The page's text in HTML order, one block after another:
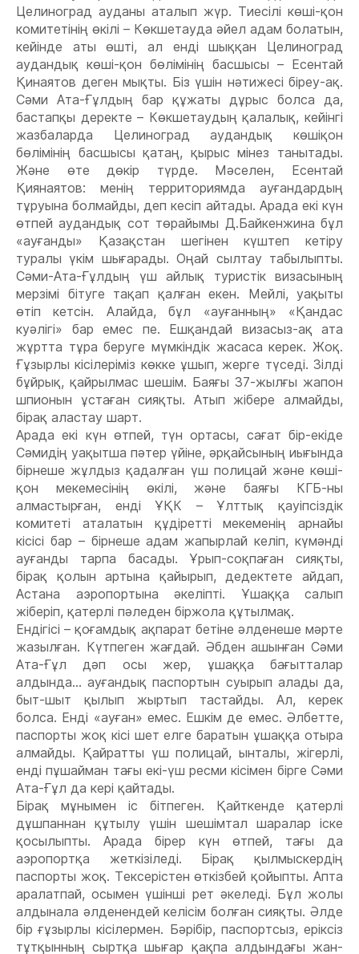
Целиноград ауданы аталып жүр. Тиесілі көші-қон
комитетінің өкілі – Көкшетауда əйел адам болатын,
кейінде аты өшті, ал енді шыққан Целиноград
аудандық көші-қон бөлімінің басшысы – Есентай
Қинаятов деген мықты. Біз үшін нəтижесі біреу-ақ.
Сəми Ата-Ғұлдың бар құжаты дұрыс болса да,
бастапқы деректе – Көкшетаудың қалалық, кейінгі
жазбаларда Целиноград аудандық көшіқон
бөлімінің басшысы қатаң, қырыс мінез танытады.
Жəне өте дөкір түрде. Мəселен, Есентай
Қиянаятов: менің территориямда ауғандардың
тұруына болмайды, деп кесіп айтады. Арада екі күн
өтпей аудандық сот төрайымы Д.Байкенжина бұл
«ауғанды» Қазақстан шегінен күштеп кетіру
туралы үкім шығарады. Оңай сылтау табылыпты.
Сəми-Ата-Ғұлдың үш айлық туристік визасының
мерзімі бітуге тақап қалған екен. Мейлі, уақыты
өтіп кетсін. Алайда, бұл «ауғанның» «Қандас
куəлігі» бар емес пе. Ешқандай визасыз-ақ ата
жұртта тұра беруге мүмкіндік жасаса керек. Жоқ.
Ғұзырлы кісілеріміз көкке ұшып, жерге түседі. Зілді
бұйрық, қайрылмас шешім. Баяғы 37-жылғы жапон
шпионын ұстаған сияқты. Атып жібере алмайды,
бірақ аластау шарт.
Арада екі күн өтпей, түн ортасы, сағат бір-екіде
Сəмидің уақытша пəтер үйіне, əрқайсының иығында
бірнеше жұлдыз қадалған үш полицай жəне көші-
қон мекемесінің өкілі, жəне баяғы КГБ-ны
алмастырған, енді ҰҚК – Ұлттық қауіпсіздік
комитеті аталатын құдіретті мекеменің арнайы
кісісі бар – бірнеше адам жапырлай келіп, күмəнді
ауғанды тарпа басады. Ұрып-соқпаған сияқты,
бірақ қолын артына қайырып, дедектете айдап,
Астана аэропортына əкеліпті. Ұшаққа салып
жіберіп, қатерлі пəледен біржола құтылмақ.
Ендігісі – қоғамдық ақпарат бетіне əлденеше мəрте
жазылған. Күтпеген жағдай. Əбден ашынған Сəми
Ата-Ғұл дəп осы жер, ұшаққа бағытталар
алдында... ауғандық паспортын суырып алады да,
быт-шыт қылып жыртып тастайды. Ал, керек
болса. Енді «ауған» емес. Ешкім де емес. Əлбетте,
паспорты жоқ кісі шет елге баратын ұшаққа отыра
алмайды. Қайратты үш полицай, ынталы, жігерлі,
енді пұшайман тағы екі-үш ресми кісімен бірге Сəми
Ата-Ғұл да кері қайтады.
Бірақ мұнымен іс бітпеген. Қайткенде қатерлі
дұшпаннан құтылу үшін шешімтал шаралар іске
қосылыпты. Арада бірер күн өтпей, тағы да
аэропортқа жеткізіледі. Бірақ қылмыскердің
паспорты жоқ. Тексерістен өткізбей қойыпты. Апта
аралатпай, осымен үшінші рет əкеледі. Бұл жолы
алдынала əлденендей келісім болған сияқты. Əлде
бір ғұзырлы кісілермен. Бəрібір, паспортсыз, еріксіз
тұтқынның сыртқа шығар қақпа алдындағы жан-